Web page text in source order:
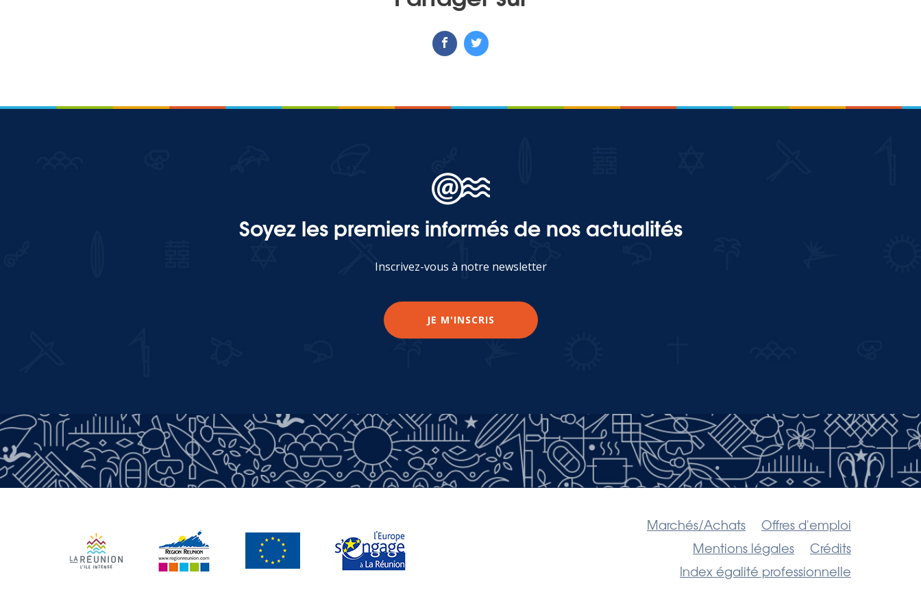
Soyez les premiers informés de nos actualités
Inscrivez-vous à notre newsletter
JE M'INSCRIS
Marchés/Achats
Offres d'emploi
Mentions légales
Crédits
Index égalité professionnelle